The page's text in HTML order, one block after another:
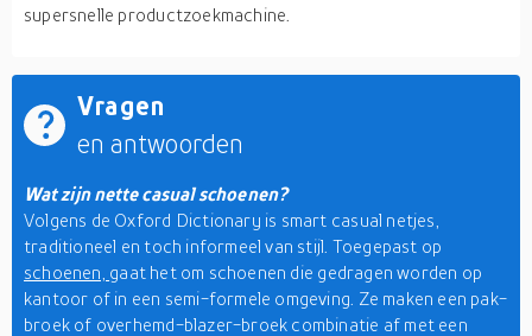
supersnelle productzoekmachine.
Vragen
en antwoorden
Wat zijn nette casual schoenen?
Volgens de Oxford Dictionary is smart casual netjes,
traditioneel en toch informeel van stijl. Toegepast op
schoenen, gaat het om schoenen die gedragen worden op
kantoor of in een semi-formele omgeving. Ze maken een pak-
broek of overhemd-blazer-broek combinatie af met een